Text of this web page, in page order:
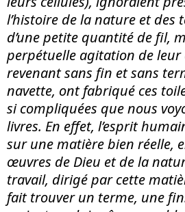
l’histoire de la nature et des
d’une petite quantité de fil,
perpétuelle agitation de
revenant sans fin et sans
navette, ont fabriqué ces
si compliquées que nous
livres. En effet, l’esprit
sur une matière bien réelle,
œuvres de Dieu et de la
travail, dirigé par cette
fait trouver un terme, une